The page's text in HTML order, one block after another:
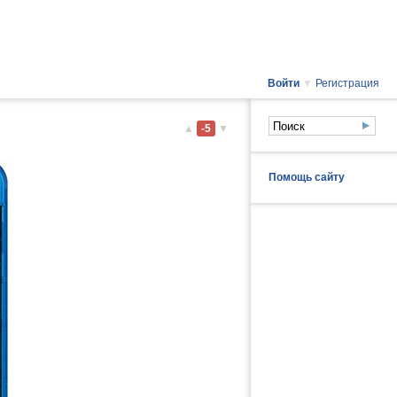
Войти ▼ Регистрация
▲ -5 ▼
Помощь сайту